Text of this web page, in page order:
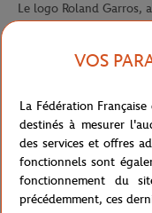
Le logo Roland Garros,
compartiment de
accès rapide aux objets
Sa bandoulière aux
note graphique
optimal lors du port.
pour les journées au
l'accessoire parfait pour
VOS
La Fédération
destinés à mesurer
des services et offres
fonctionnels sont
fonctionnement du
précédemment, ces